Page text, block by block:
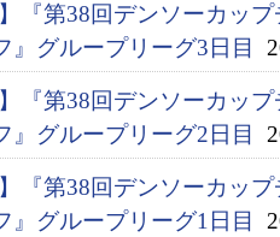
】『第38回デンソーカッ
グループリーグ3日目
】『第38回デンソーカッ
グループリーグ2日目
】『第38回デンソーカッ
グループリーグ1日目